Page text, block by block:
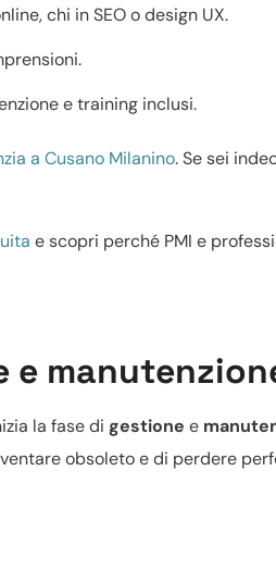
, chi in SEO odesign UX.
e training inclusi.
a Cusano Milanino. Se sei
e scopri perché PMI e
e
la fase di gestione e
obsoleto e di perdere